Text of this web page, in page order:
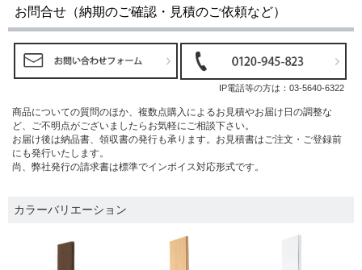
お問合せ（納期のご確認・見積のご依頼など）
IP電話等の方は： 03-5640-6322
商品についての質問のほか、複数点購入によるお見積やお届け日の調整な
ど、ご不明点がございましたらお気軽にご相談下さい。
お届け後は納品書、領収書の発行も承ります。お見積書はご注文・ご登録前
にも発行いたします。
尚、弊社発行の請求書は標準でインボイス対応形式です。
カラーバリエーション